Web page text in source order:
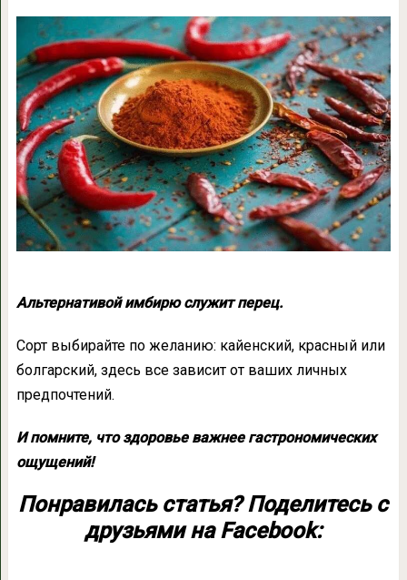
Альтернативой имбирю служит перец.
Сорт выбирайте по желанию: кайенский, красный или
болгарский, здесь все зависит от ваших личных
предпочтений.
И помните, что здоровье важнее гастрономических
ощущений!
Понравилась статья? Поделитесь с
друзьями на Facebook: